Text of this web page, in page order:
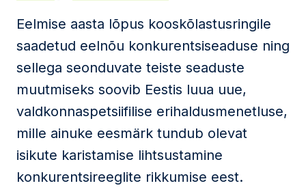
Eelmise aasta lõpus kooskõlastusringile
saadetud eelnõu konkurentsiseaduse ning
sellega seonduvate teiste seaduste
muutmiseks soovib Eestis luua uue,
valdkonnaspetsiifilise erihaldusmenetluse,
mille ainuke eesmärk tundub olevat
isikute karistamise lihtsustamine
konkurentsireeglite rikkumise eest.